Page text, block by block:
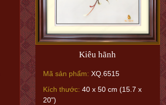
Kiêu hãnh
Mã sản phẩm: XQ.6515
Kích thước: 40 x 50 cm (15.7 x
20")